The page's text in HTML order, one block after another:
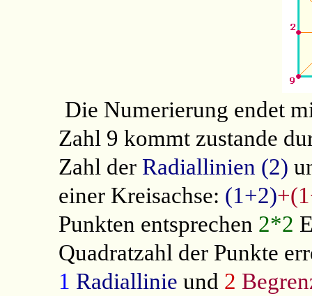
Die Numerierung endet
Zahl 9 kommt zustande
Zahl der Radiallinien (2)
einer Kreisachse: (1+2)
Punkten entsprechen 2*2
Quadratzahl der Punkte
1 Radiallinie und 2